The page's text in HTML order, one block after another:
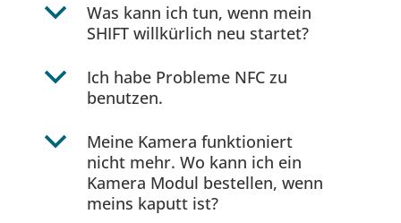
b
Was kann ich tun, wenn mein
SHIFT willkürlich neu startet?
b
Ich habe Probleme NFC zu
benutzen.
b
Meine Kamera funktioniert
nicht mehr. Wo kann ich ein
Kamera Modul bestellen, wenn
meins kaputt ist?